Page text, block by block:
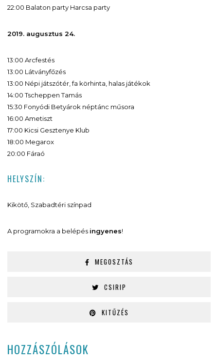
22:00 Balaton party Harcsa party
2019. augusztus 24.
13:00 Arcfestés
13:00 Látványfőzés
13:00 Népi játszótér, fa körhinta, halas játékok
14:00 Tscheppen Tamás
15:30 Fonyódi Betyárok néptánc műsora
16:00 Ametiszt
17:00 Kicsi Gesztenye Klub
18:00 Megarox
20:00 Fáraó
HELYSZÍN:
Kikötő, Szabadtéri színpad
A programokra a belépés ingyenes!
MEGOSZTÁS
CSIRIP
KITŰZÉS
HOZZÁSZÓLÁSOK